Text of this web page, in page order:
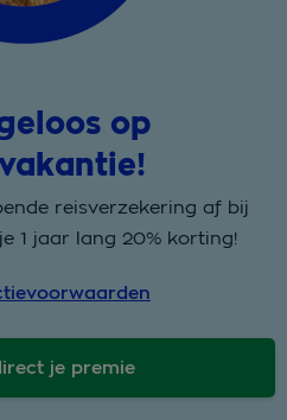
op
reisverzekering af bij
1 jaar lang 20% korting!
je premie